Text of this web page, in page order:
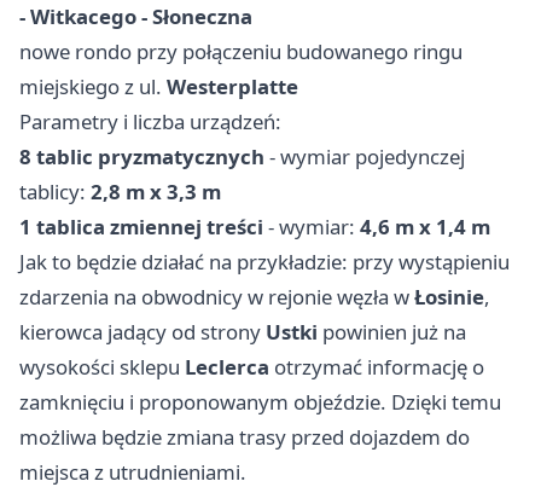
- Witkacego - Słoneczna
nowe rondo przy połączeniu budowanego ringu
miejskiego z ul. Westerplatte
Parametry i liczba urządzeń:
8 tablic pryzmatycznych - wymiar pojedynczej
tablicy: 2,8 m x 3,3 m
1 tablica zmiennej treści - wymiar: 4,6 m x 1,4 m
Jak to będzie działać na przykładzie: przy wystąpieniu
zdarzenia na obwodnicy w rejonie węzła wŁosinie,
kierowca jadący od strony Ustki powinien już na
wysokości sklepu Leclerca otrzymać informację o
zamknięciu i proponowanym objeździe. Dzięki temu
możliwa będzie zmiana trasy przed dojazdem do
miejsca z utrudnieniami.